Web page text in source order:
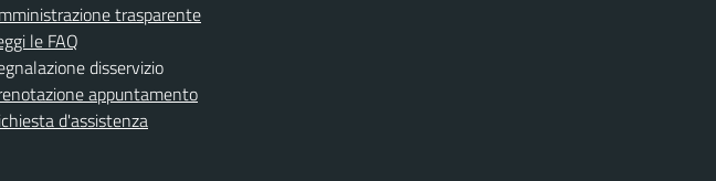
trasparente
le FAQ
disservizio
appuntamento
d'assistenza